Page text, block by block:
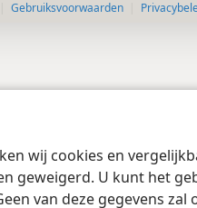
wij cookies en
U kunt het
van deze gegevens
Gebruiksvoorwaarden